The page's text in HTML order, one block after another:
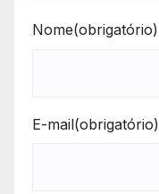
Nome(obrigatório)
E-mail(obrigatório)